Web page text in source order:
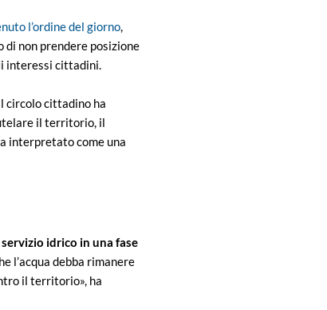
l’ordine del giorno,
non prendere posizione
interessi cittadini.
circolo cittadino ha
il territorio, il
interpretato come una
idrico in una fase
l’acqua debba rimanere
il territorio», ha